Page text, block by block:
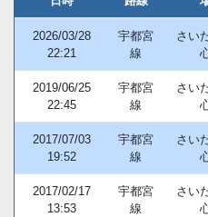
2026/03/28
22:21
宇都宮
線
さい
2019/06/25
22:45
宇都宮
線
さい
2017/07/03
19:52
宇都宮
線
さい
2017/02/17
13:53
宇都宮
線
さい